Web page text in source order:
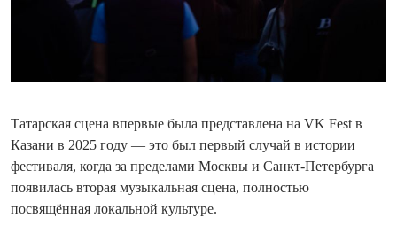
Татарская сцена впервые была представлена на VK Fest в
Казани в 2025 году — это был первый случай в истории
фестиваля, когда за пределами Москвы и Санкт-Петербурга
появилась вторая музыкальная сцена, полностью
посвящённая локальной культуре.